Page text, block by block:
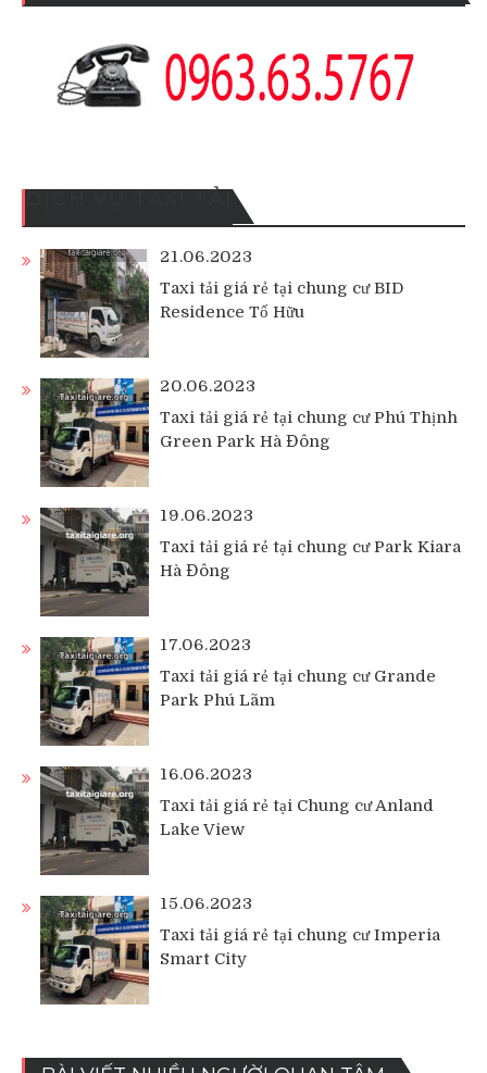
21.06.2023
Taxi tải giá rẻ tại chung cư BID
Residence Tố Hữu
20.06.2023
Taxi tải giá rẻ tại chung cư Phú Thịnh
Green Park Hà Đông
19.06.2023
Taxi tải giá rẻ tại chung cư Park Kiara
Hà Đông
17.06.2023
Taxi tải giá rẻ tại chung cư Grande
Park Phú Lãm
16.06.2023
Taxi tải giá rẻ tại Chung cư Anland
Lake View
15.06.2023
Taxi tải giá rẻ tại chung cư Imperia
Smart City